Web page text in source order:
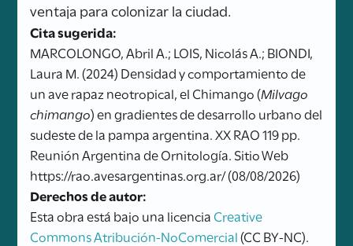
ventaja para colonizar la ciudad.
Cita sugerida:
MARCOLONGO, Abril A.; LOIS, Nicolás A.; BIONDI,
Laura M. (2024) Densidad y comportamiento de
un ave rapaz neotropical, el Chimango (Milvago
chimango) en gradientes de desarrollo urbano del
sudeste de la pampa argentina. XX RAO 119 pp.
Reunión Argentina de Ornitología. Sitio Web
https://rao.avesargentinas.org.ar/ (08/08/2026)
Derechos de autor:
Esta obra está bajo una licencia Creative
Commons Atribución-NoComercial(CC BY-NC).